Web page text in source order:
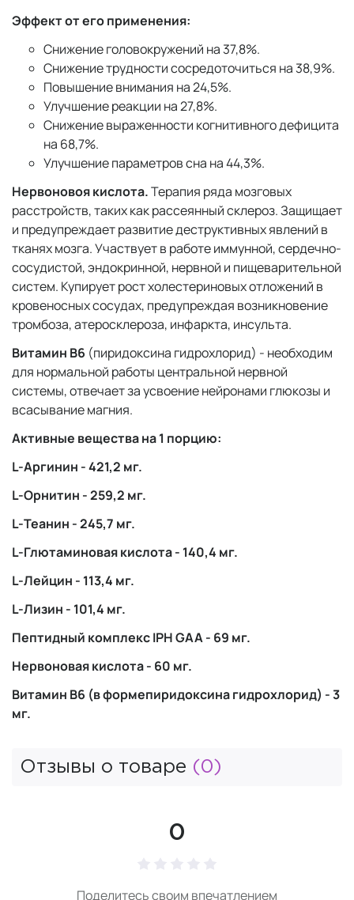
Эффект от его применения:
Снижение головокружений на 37,8%.
Снижение трудности сосредоточиться на 38,9%.
Повышение внимания на 24,5%.
Улучшение реакции на 27,8%.
Снижение выраженности когнитивного дефицита
на 68,7%.
Улучшение параметров сна на 44,3%.
Нервоновоя кислота.Терапия ряда мозговых
расстройств, таких как рассеянный склероз. Защищает
и предупреждает развитие деструктивных явлений в
тканях мозга. Участвует в работе иммунной, сердечно-
сосудистой, эндокринной, нервной и пищеварительной
систем. Купирует рост холестериновых отложений в
кровеносных сосудах, предупреждая возникновение
тромбоза, атеросклероза, инфаркта, инсульта.
Витамин B6 (пиридоксина гидрохлорид) - необходим
для нормальной работы центральной нервной
системы, отвечает за усвоение нейронами глюкозы и
всасывание магния.
Активные вещества на 1 порцию:
L-Аргинин - 421,2 мг.
L-Орнитин - 259,2 мг.
L-Теанин - 245,7 мг.
L-Глютаминовая кислота - 140,4 мг.
L-Лейцин - 113,4 мг.
L-Лизин - 101,4 мг.
Пептидный комплекс IPH GAA - 69 мг.
Нервоновая кислота - 60 мг.
Витамин B6 (в формепиридоксина гидрохлорид) - 3
мг.
Отзывы о товаре (0)
0
Поделитесь своим впечатлением